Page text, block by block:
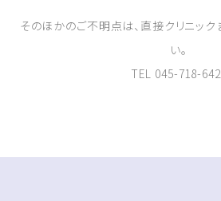
そのほかのご不明点は、直接クリニッ
い。
TEL 045-718-